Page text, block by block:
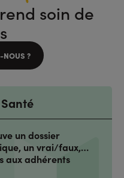
soin de
?
un dossier
un vrai/faux,…
aux adhérents